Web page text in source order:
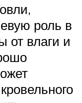
роль в
от влаги и